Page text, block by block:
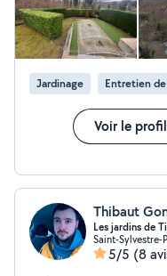
Jardinage Entretien
Voir le profil
Thibaut
Les jardins de
Saint-Sylvestre-
5/5 (8